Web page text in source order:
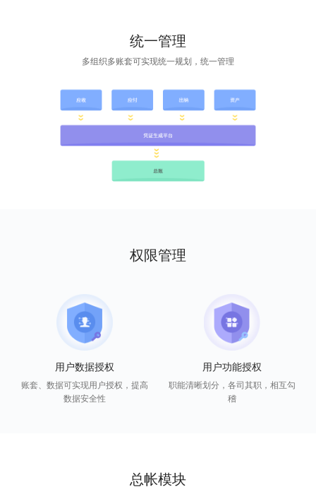
统一管理
多组织多账套可实现统一规划，统一管理
权限管理
用户数据授权
账套、数据可实现用户授权，提高
数据安全性
用户功能授权
职能清晰划分，各司其职，相互勾
稽
总帐模块